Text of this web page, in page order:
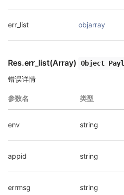
err_list objarray
Res.err_list(Array) Object
错误详情
参数名 类型
env string
appid string
errmsg string